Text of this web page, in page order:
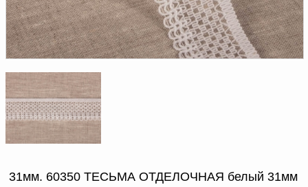
Доверенность на
получение груза
Документы по работе с
персональными данными
Письмо руководителю
Вопросы и ответы
Новости | Статьи
31мм. 60350 ТЕСЬМА ОТДЕЛОЧНАЯ белый 31мм